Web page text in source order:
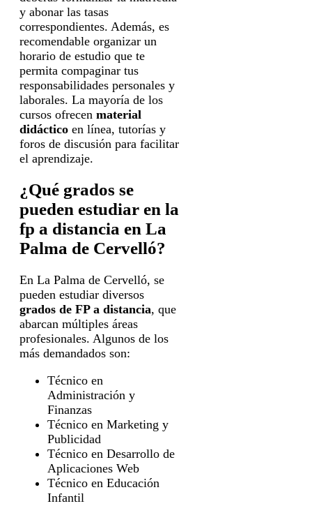
y abonar las tasas
correspondientes. Además, es
recomendable organizar un
horario de estudio que te
permita compaginar tus
responsabilidades personales y
laborales. La mayoría de los
cursos ofrecen material
didáctico en línea, tutorías y
foros de discusión para facilitar
el aprendizaje.
¿Qué grados se
pueden estudiar en la
fp a distancia en La
Palma de Cervelló?
En La Palma de Cervelló, se
pueden estudiar diversos
grados de FP a distancia, que
abarcan múltiples áreas
profesionales. Algunos de los
más demandados son:
Técnico en
Administración y
Finanzas
Técnico en Marketing y
Publicidad
Técnico en Desarrollo de
Aplicaciones Web
Técnico en Educación
Infantil